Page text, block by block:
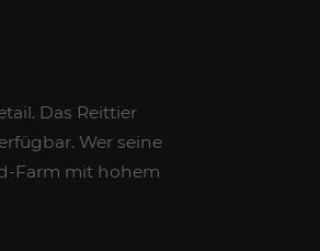
Das Reittier
Wer seine
Farm mit hohem